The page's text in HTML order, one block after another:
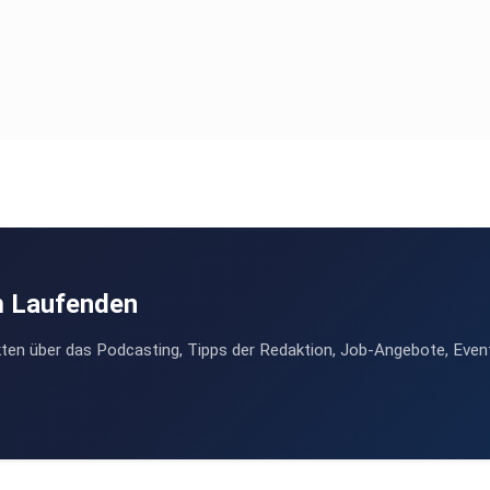
Laufenden
über das Podcasting, Tipps der Redaktion, Job-Angebote,